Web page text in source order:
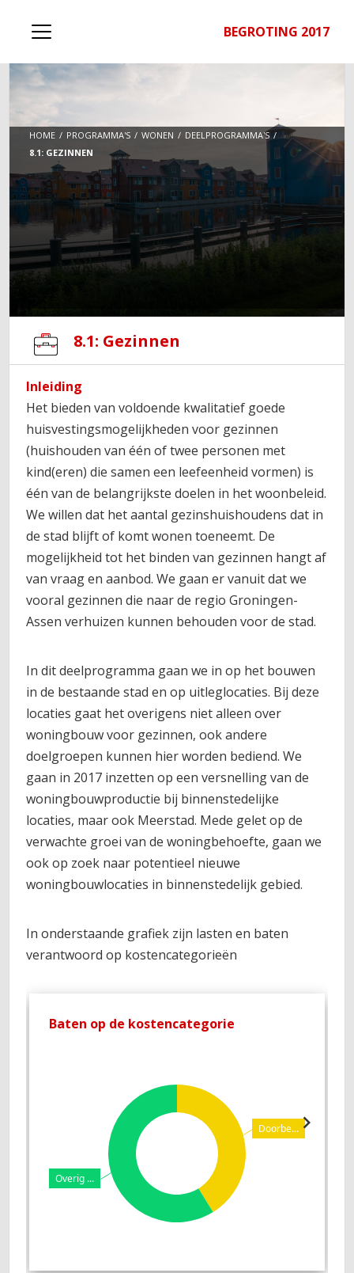
BEGROTING 2017
HOME PROGRAMMA'S WONEN
DEELPROGRAMMA'S
8.1: GEZINNEN
8.1: Gezinnen
Inleiding
Het bieden van voldoende kwalitatief goede
huisvestingsmogelijkheden voor gezinnen
(huishouden van één of twee personen met
kind(eren) die samen een leefeenheid vormen) is
één van de belangrijkste doelen in het woonbeleid.
We willen dat het aantal gezinshuishoudens dat in
de stad blijft of komt wonen toeneemt. De
mogelijkheid tot het binden van gezinnen hangt af
van vraag en aanbod. We gaan er vanuit dat we
vooral gezinnen die naar de regio Groningen-
Assen verhuizen kunnen behouden voor de stad.
In dit deelprogramma gaan we in op het bouwen
in de bestaande stad en op uitleglocaties. Bij deze
locaties gaat het overigens niet alleen over
woningbouw voor gezinnen, ook andere
doelgroepen kunnen hier worden bediend. We
gaan in 2017 inzetten op een versnelling van de
woningbouwproductie bij binnenstedelijke
locaties, maar ook Meerstad. Mede gelet op de
verwachte groei van de woningbehoefte, gaan we
ook op zoek naar potentieel nieuwe
woningbouwlocaties in binnenstedelijk gebied.
In onderstaande grafiek zijn lasten en baten
verantwoord op kostencategorieën
Baten op de kostencategorie
Doorbe...
Overig ...